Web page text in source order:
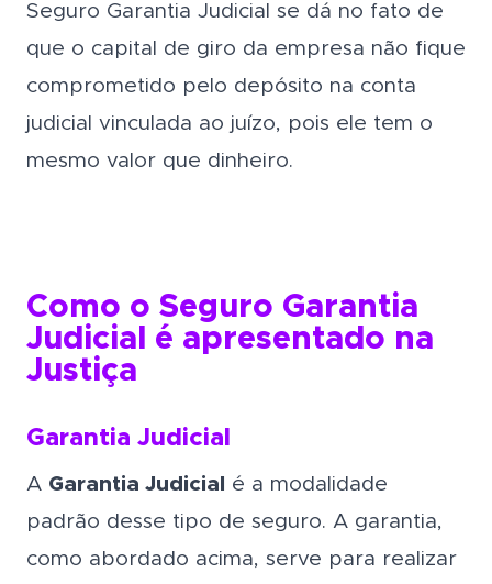
Seguro Garantia Judicial se dá no fato de
que o capital de giro da empresa não fique
comprometido pelo depósito na conta
judicial vinculada ao juízo, pois ele tem o
mesmo valor que dinheiro.
Como o Seguro Garantia
Judicial é apresentado na
Justiça
Garantia Judicial
A Garantia Judicial
é a modalidade
padrão desse tipo de seguro. A garantia,
como abordado acima, serve para realizar